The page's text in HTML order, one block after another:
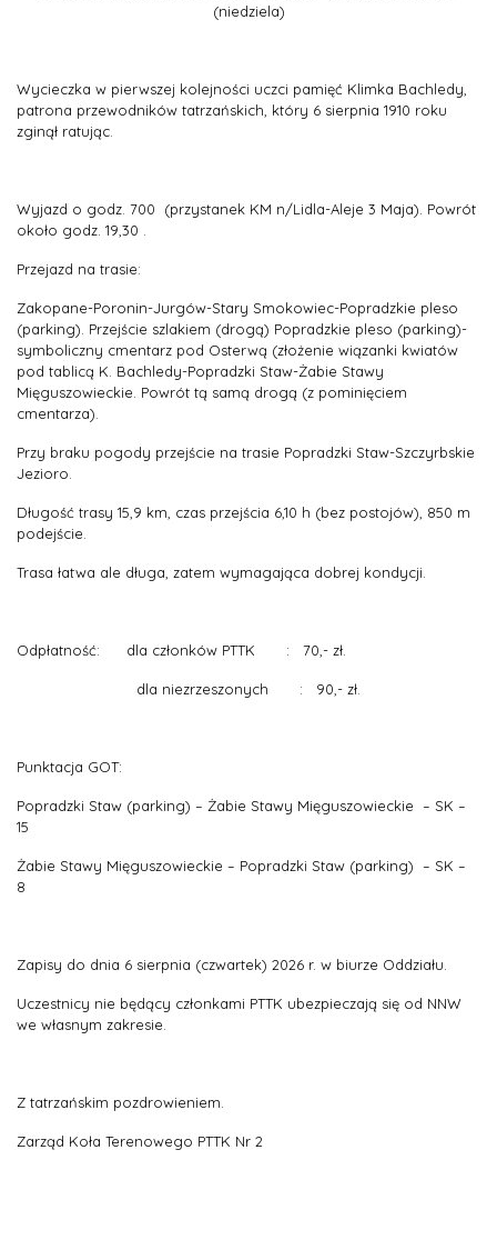
(niedziela)
Wycieczka w pierwszej kolejności uczci pamięć Klimka Bachledy,
patrona przewodników tatrzańskich, który 6 sierpnia 1910 roku
zginął ratując.
Wyjazd o godz. 700 (przystanek KM n/Lidla-Aleje 3 Maja). Powrót
około godz. 19,30 .
Przejazd na trasie:
Zakopane-Poronin-Jurgów-Stary Smokowiec-Popradzkie pleso
(parking). Przejście szlakiem (drogą) Popradzkie pleso (parking)-
symboliczny cmentarz pod Osterwą (złożenie wiązanki kwiatów
pod tablicą K. Bachledy-Popradzki Staw-Żabie Stawy
Mięguszowieckie. Powrót tą samą drogą (z pominięciem
cmentarza).
Przy braku pogody przejście na trasie Popradzki Staw-Szczyrbskie
Jezioro.
Długość trasy 15,9 km, czas przejścia 6,10 h (bez postojów), 850 m
podejście.
Trasa łatwa ale długa, zatem wymagająca dobrej kondycji.
Odpłatność: dla członków PTTK : 70,- zł.
dla niezrzeszonych : 90,- zł.
Punktacja GOT:
Popradzki Staw (parking) – Żabie Stawy Mięguszowieckie – SK –
15
Żabie Stawy Mięguszowieckie – Popradzki Staw (parking) – SK –
8
Zapisy do dnia 6 sierpnia (czwartek) 2026 r. w biurze Oddziału.
Uczestnicy nie będący członkami PTTK ubezpieczają się od NNW
we własnym zakresie.
Z tatrzańskim pozdrowieniem.
Zarząd Koła Terenowego PTTK Nr 2